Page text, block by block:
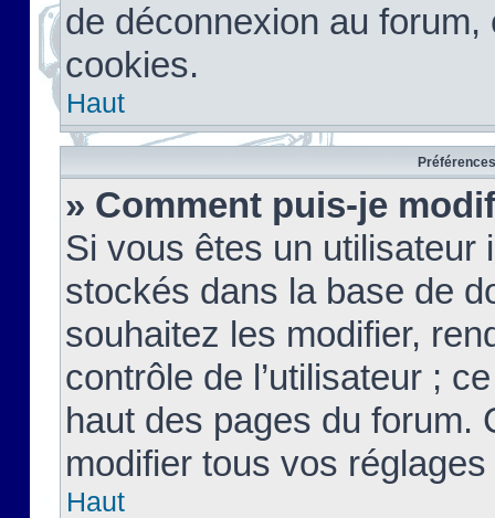
de déconnexion au
cookies.
Haut
» Comment puis-je
Si vous êtes un
stockés dans la base de
souhaitez les modifier,
contrôle de l’utilisateur ;
haut des pages du forum.
modifier tous vos
Haut